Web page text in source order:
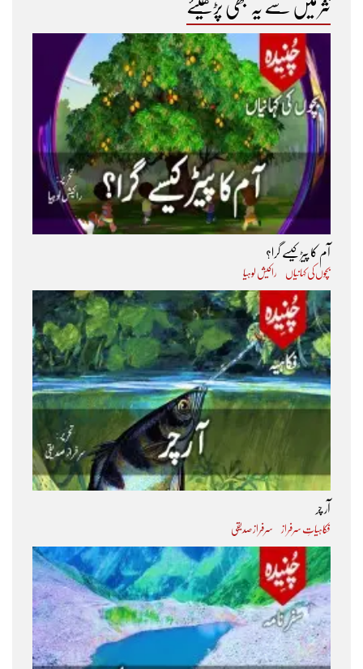
نثر میں سے یہ بھی پڑھیئے
آم کا پیڑ کیسے گرا؟
بچوں کی کہانیاں راکیش لوہیا
آر چر
فکاہیاتِ سرفراز سرفراز صدیقی